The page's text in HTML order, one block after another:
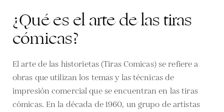
¿Qué es el arte de las tiras
cómicas?
El arte de las historietas (Tiras Comicas) se refiere a
obras que utilizan los temas y las técnicas de
impresión comercial que se encuentran en las tiras
cómicas. En la década de 1960, un grupo de artistas